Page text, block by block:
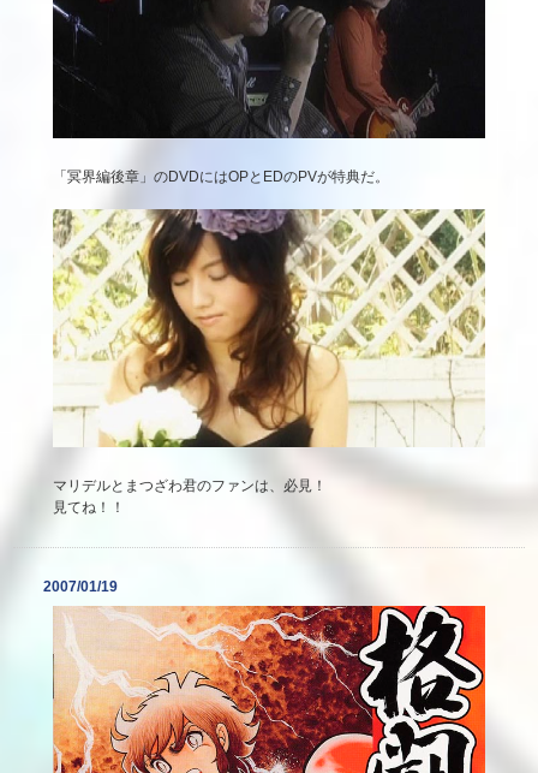
「冥界編後章」のDVDにはOPとEDのPVが特典だ。
マリデルとまつざわ君のファンは、必見！
見てね！！
2007/01/19